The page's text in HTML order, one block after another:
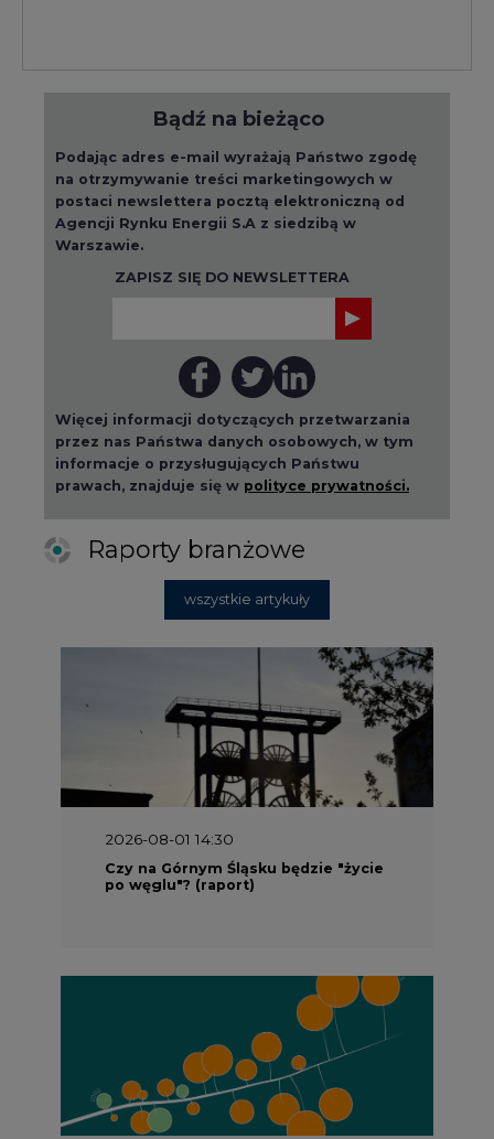
Bądź na bieżąco
Podając adres e-mail wyrażają Państwo zgodę
na otrzymywanie treści marketingowych w
postaci newslettera pocztą elektroniczną od
Agencji Rynku Energii S.A z siedzibą w
Warszawie.
ZAPISZ SIĘ DO NEWSLETTERA
Więcej informacji dotyczących przetwarzania
przez nas Państwa danych osobowych, w tym
informacje o przysługujących Państwu
prawach, znajduje się w polityce prywatności.
Raporty branżowe
wszystkie artykuły
2026-08-01 14:30
Czy na Górnym Śląsku będzie "życie
po węglu"? (raport)